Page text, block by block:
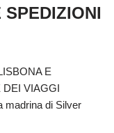
E
DEI VIAGGI
madrina di Silver